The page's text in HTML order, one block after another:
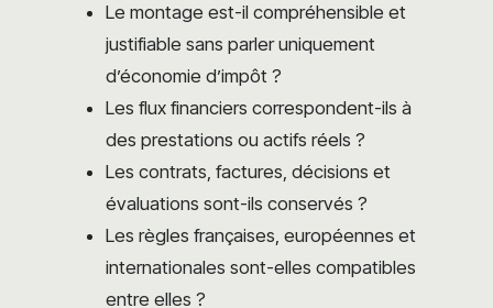
Le montage est-il compréhensible et
justifiable sans parler uniquement
d’économie d’impôt ?
Les flux financiers correspondent-ils à
des prestations ou actifs réels ?
Les contrats, factures, décisions et
évaluations sont-ils conservés ?
Les règles françaises, européennes et
internationales sont-elles compatibles
entre elles ?